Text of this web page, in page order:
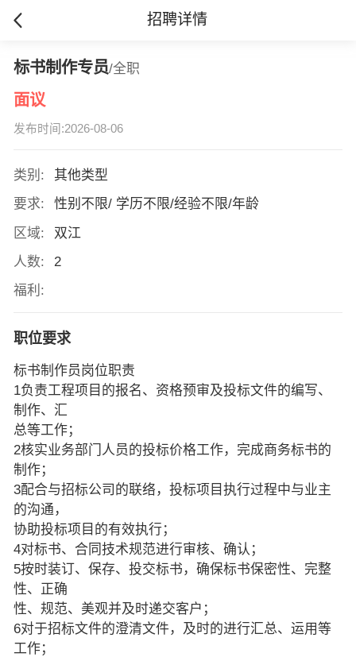
招聘详情
标书制作专员/全职
面议
发布时间:2026-08-06
类别:
其他类型
要求:
性别不限/ 学历不限/经验不限/年龄
区域:
双江
人数:
2
福利:
职位要求
标书制作员岗位职责
1负责工程项目的报名、资格预审及投标文件的编写、
制作、汇
总等工作；
2核实业务部门人员的投标价格工作，完成商务标书的
制作；
3配合与招标公司的联络，投标项目执行过程中与业主
的沟通，
协助投标项目的有效执行；
4对标书、合同技术规范进行审核、确认；
5按时装订、保存、投交标书，确保标书保密性、完整
性、正确
性、规范、美观并及时递交客户；
6对于招标文件的澄清文件，及时的进行汇总、运用等
工作；